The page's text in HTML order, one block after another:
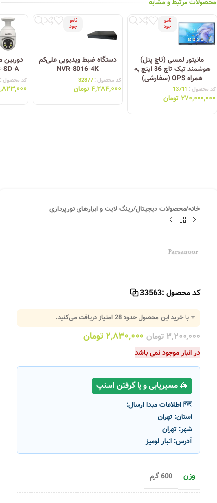
محصولات مرتبط و مشابه
نامو
جود
مانیتور لمسی (تاچ پنل)
هوشمند تیک تاچ 86 اینچ به
همراه OPS (سفارشی)
کد محصول : 13711
۲۷۰,۰۰۰,۰۰۰ تومان
نامو
جود
دستگاه ضبط ویدیویی علی‌کم
NVR-8016-4K
کد محصول : 32877
۴,۲۸۴,۰۰۰ تومان
دوربین
SD-A
کد محصول
خانه/محصولات دیجیتال/رینگ لایت و ابزارهای نورپردازی
کد محصول :33563
⭐ با خرید این محصول حدود28امتیاز دریافت می‌کنید.
۳,۲۰۰,۰۰۰تومان ۲,۸۳۰,۰۰۰ تومان
در انبار موجود نمی باشد
🛵 مسیریابی و یا گرفتن اسنپ
🗺️ اطلاعات مبدا ارسال:
استان: تهران
شهر: تهران
آدرس: انبار لومیز
وزن 600 گرم